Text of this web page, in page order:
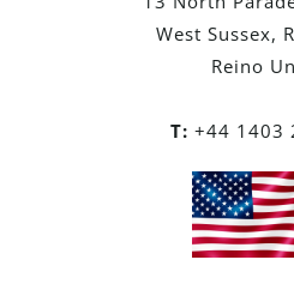
West Sussex,
Reino
T: +44 1403